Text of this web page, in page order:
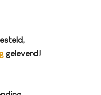
geleverd!